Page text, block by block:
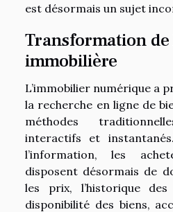
est désormais un sujet
Transformation
immobilière
L’immobilier numérique a
la recherche en ligne de
méthodes
interactifs et
l’information, les
disposent désormais de
les prix, l’historique
disponibilité des biens,